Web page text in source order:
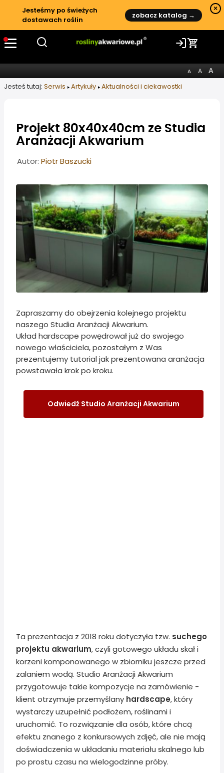
Jesteśmy po świeżych
dostawach roślin
zobacz katalog →
×
Jesteś tutaj: Serwis Artykuły Aktualności i ciekawostki
Projekt 80x40x40cm ze Studia
Aranżacji Akwarium
Informacje o artykule
Autor: Piotr Baszucki
Zapraszamy do obejrzenia kolejnego projektu
naszego Studia Aranżacji Akwarium.
Układ hardscape powędrował już do swojego
nowego właściciela, pozostałym z Was
prezentujemy tutorial jak prezentowana aranżacja
powstawała krok po kroku.
Odwiedź Studio Aranżacji Akwarium
Ta prezentacja z 2018 roku dotyczyła tzw. suchego
projektu akwarium, czyli gotowego układu skał i
korzeni komponowanego w zbiorniku jeszcze przed
zalaniem wodą. Studio Aranżacji Akwarium
przygotowuje takie kompozycje na zamówienie -
klient otrzymuje przemyślany hardscape, który
wystarczy uzupełnić podłożem, roślinami i
uruchomić. To rozwiązanie dla osób, które chcą
efektu znanego z konkursowych zdjęć, ale nie mają
doświadczenia w układaniu materiału skalnego lub
po prostu czasu na wielogodzinne próby.